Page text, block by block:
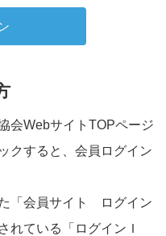
会WebサイトTOPページ
クすると、会員ログイン
「会員サイト ログイン
れている「ログインＩ